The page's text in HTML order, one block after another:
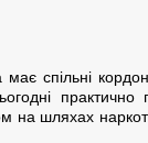
спільні
практично
шляхах